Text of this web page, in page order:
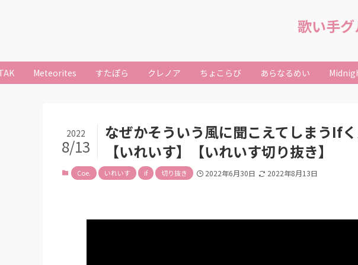
歌い手
Meteorites すたぽら クレノア ちょこらび あらなるめい
なぜかそういう風に聞こえてしまうIf
【いれいす】【いれいす切り抜き】
2022
8/13
Coe. いれいす if 切り抜き 2022年6月30日 2022年8月13日